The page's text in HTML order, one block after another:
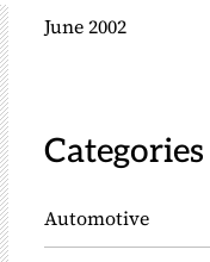
June 2002
Categories
Automotive